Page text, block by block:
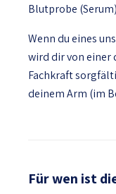
Blutprobe (Serum)
Wenn du eines
wird dir von einer
Fachkraft
deinem Arm (im
Für wen ist